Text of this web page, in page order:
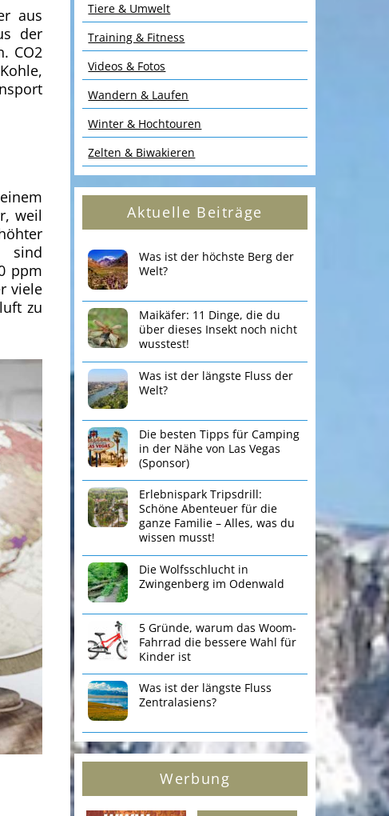
aus
der
CO2
weil
sind
ppm
viele
zu
Tiere & Umwelt
Training & Fitness
Videos & Fotos
Wandern & Laufen
Winter & Hochtouren
Zelten & Biwakieren
Aktuelle Beiträge
Was ist der höchste Berg der
Welt?
Maikäfer: 11 Dinge, die du
über dieses Insekt noch nicht
wusstest!
Was ist der längste Fluss der
Welt?
Die besten Tipps für Camping
in der Nähe von Las Vegas
(Sponsor)
Erlebnispark Tripsdrill:
Schöne Abenteuer für die
ganze Familie – Alles, was du
wissen musst!
Die Wolfsschlucht in
Zwingenberg im Odenwald
5 Gründe, warum das Woom-
Fahrrad die bessere Wahl für
Kinder ist
Was ist der längste Fluss
Zentralasiens?
Werbung